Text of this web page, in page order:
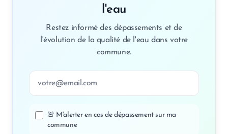
l'eau
Restez informé des dépassements et de
l'évolution de la qualité de l'eau dans votre
commune.
🚨 M'alerter en cas de dépassement sur ma
commune